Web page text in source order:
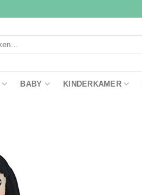
BABY KINDERKAMER